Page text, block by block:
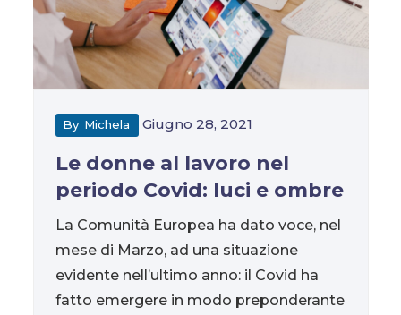
By Michela Giugno 28, 2021
Le donne al lavoro nel
periodo Covid: luci e ombre
La Comunità Europea ha dato voce, nel
mese di Marzo, ad una situazione
evidente nell’ultimo anno: il Covid ha
fatto emergere in modo preponderante